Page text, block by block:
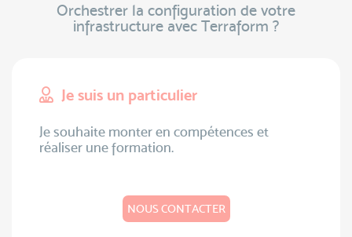
Orchestrer la configuration de votre
infrastructure avec Terraform ?
Je suis un particulier
Je souhaite monter en compétences et
réaliser une formation.
NOUS CONTACTER